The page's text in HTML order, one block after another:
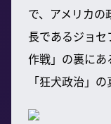
で、アメリカ
長であるジョ
作戦」の裏に
「狂犬政治」